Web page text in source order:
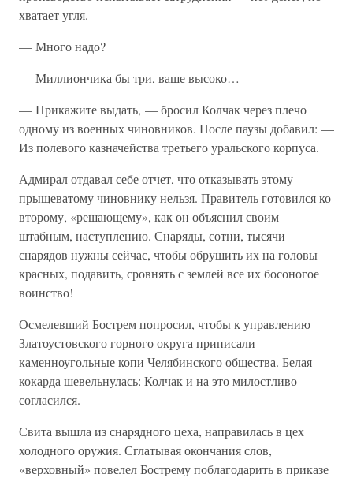
хватает угля.
— Много надо?
— Миллиончика бы три, ваше высоко…
— Прикажите выдать, — бросил Колчак через плечо
одному из военных чиновников. После паузы добавил: —
Из полевого казначейства третьего уральского корпуса.
Адмирал отдавал себе отчет, что отказывать этому
прыщеватому чиновнику нельзя. Правитель готовился ко
второму, «решающему», как он объяснил своим
штабным, наступлению. Снаряды, сотни, тысячи
снарядов нужны сейчас, чтобы обрушить их на головы
красных, подавить, сровнять с землей все их босоногое
воинство!
Осмелевший Бострем попросил, чтобы к управлению
Златоустовского горного округа приписали
каменноугольные копи Челябинского общества. Белая
кокарда шевельнулась: Колчак и на это милостливо
согласился.
Свита вышла из снарядного цеха, направилась в цех
холодного оружия. Сглатывая окончания слов,
«верховный» повелел Бострему поблагодарить в приказе